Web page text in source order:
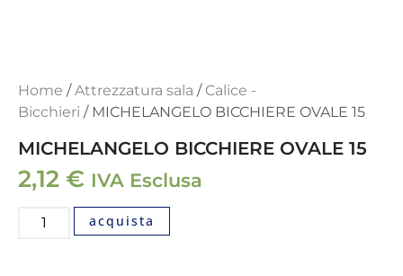
Home /Attrezzatura sala / Calice -
Bicchieri / MICHELANGELO BICCHIERE OVALE 15
MICHELANGELO BICCHIERE OVALE 15
2,12 € IVA Esclusa
acquista